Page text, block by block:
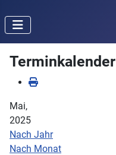
Terminkalender
Mai,
2025
Nach Jahr
Nach Monat